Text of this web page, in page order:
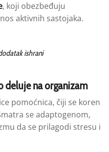
, koji obezbeđuju
aktivnih sastojaka.
ishrani
deluje na organizam
pomoćnica, čiji se koren
se adaptogenom,
da se prilagodi stresu i